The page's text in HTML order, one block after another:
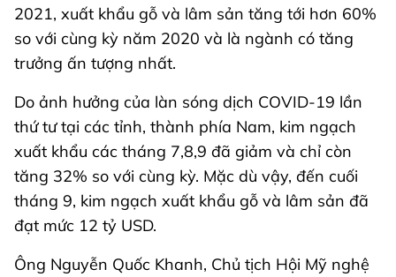
2021, xuất khẩu gỗ và lâm sản tăng tới hơn 60%
so với cùng kỳ năm 2020 và là ngành có tăng
trưởng ấn tượng nhất.
Do ảnh hưởng của làn sóng dịch COVID-19 lần
thứ tư tại các tỉnh, thành phía Nam, kim ngạch
xuất khẩu các tháng 7,8,9 đã giảm và chỉ còn
tăng 32% so với cùng kỳ. Mặc dù vậy, đến cuối
tháng 9, kim ngạch xuất khẩu gỗ và lâm sản đã
đạt mức 12 tỷ USD.
Ông Nguyễn Quốc Khanh, Chủ tịch Hội Mỹ nghệ